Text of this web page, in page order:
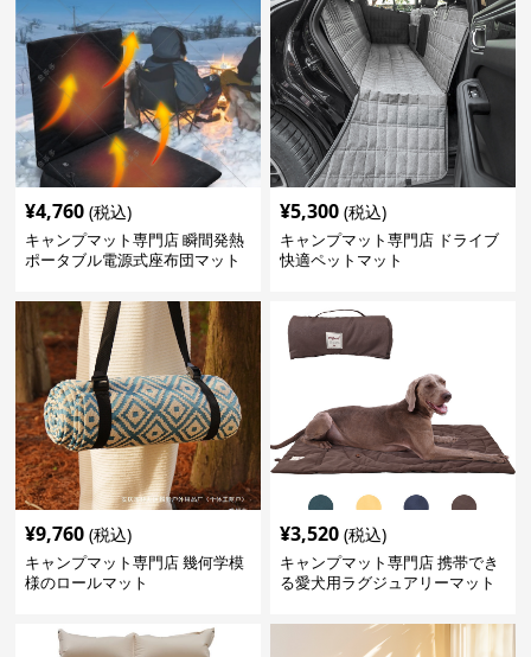
¥4,760 (税込)
キャンプマット専門店 瞬間発熱
ポータブル電源式座布団マット
¥5,300 (税込)
キャンプマット専門店 ドライブ
快適ペットマット
¥9,760 (税込)
キャンプマット専門店 幾何学模
様のロールマット
¥3,520 (税込)
キャンプマット専門店 携帯でき
る愛犬用ラグジュアリーマット